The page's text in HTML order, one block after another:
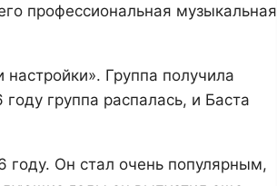
профессиональная музыкальная
Группа получила
группа распалась, и Баста
Он стал очень популярным,